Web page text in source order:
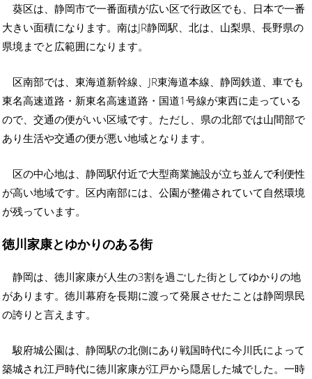
葵区は、静岡市で一番面積が広い区で行政区でも、日本で一番
大きい面積になります。南はJR静岡駅、北は、山梨県、長野県の
県境までと広範囲になります。
区南部では、東海道新幹線、JR東海道本線、静岡鉄道、車でも
東名高速道路・新東名高速道路・国道1号線が東西に走っている
ので、交通の便がいい区域です。ただし、県の北部では山間部で
あり生活や交通の便が悪い地域となります。
区の中心地は、静岡駅付近で大型商業施設が立ち並んで利便性
が高い地域です。区内南部には、公園が整備されていて自然環境
が残っています。
徳川家康とゆかりのある街
静岡は、徳川家康が人生の3割を過ごした街としてゆかりの地
があります。徳川幕府を長期に渡って発展させたことは静岡県民
の誇りと言えます。
駿府城公園は、静岡駅の北側にあり戦国時代に今川氏によって
築城され江戸時代に徳川家康が江戸から隠居した城でした。一時